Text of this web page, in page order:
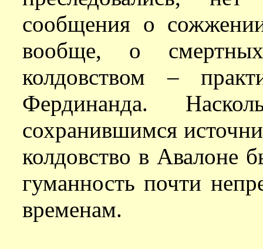
сообщения о
вообще, о
колдовством –
Фердинанда.
сохранившимся
колдовство в Авалоне
гуманность почти
временам.